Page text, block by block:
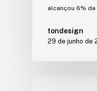
alcançou 6% da
tondesign
29 de junho de